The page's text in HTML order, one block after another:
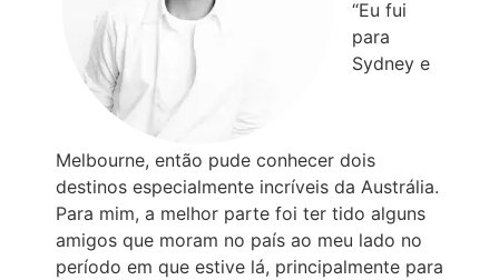
“Eu fui
para
Sydney e
Melbourne, então pude conhecer dois
destinos especialmente incríveis da Austrália.
Para mim, a melhor parte foi ter tido alguns
amigos que moram no país ao meu lado no
período em que estive lá, principalmente para